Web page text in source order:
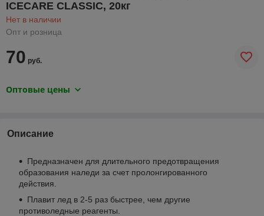
ICECARE CLASSIC, 20кг
Нет в наличии
Опт и розница
70 руб.
Оптовые цены
Описание
Предназначен для длительного предотвращения
образования наледи за счет пролонгированного
действия.
Плавит лед в 2-5 раз быстрее, чем другие
противоледные реагенты.